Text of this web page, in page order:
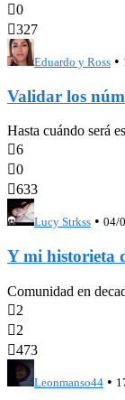
0
327
Eduardo y Ross •
Validar los
Hasta cuándo será
6
0
633
Lucy Strkss • 04/
Y mi historieta
Comunidad en
2
2
473
Leonmanso44 •